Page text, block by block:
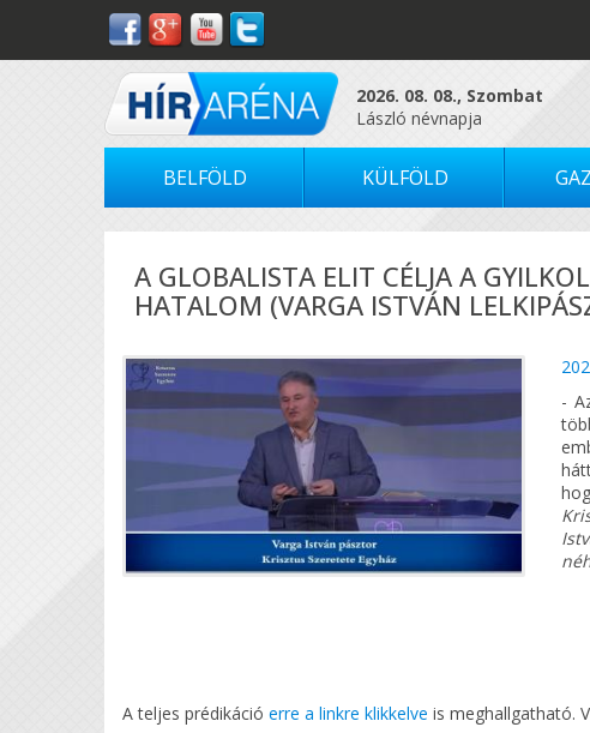
2026. 08. 08., Szombat
László névnapja
BELFÖLD KÜLFÖLD
A GLOBALISTA ELIT CÉLJA A
HATALOM (VARGA ISTVÁN
-
A teljes prédikáció erre a linkre klikkelve is meghallgatható.